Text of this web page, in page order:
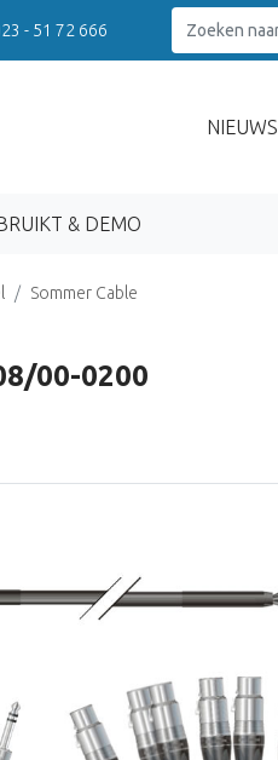
- 51 72 666
NIEUWS
& DEMO
Sommer Cable
00-0200